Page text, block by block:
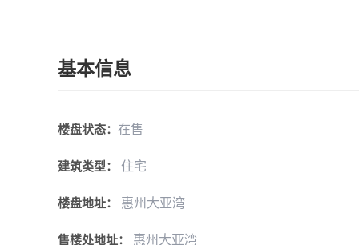
基本信息
楼盘状态： 在售
建筑类型： 住宅
楼盘地址： 惠州大亚湾
售楼处地址： 惠州大亚湾